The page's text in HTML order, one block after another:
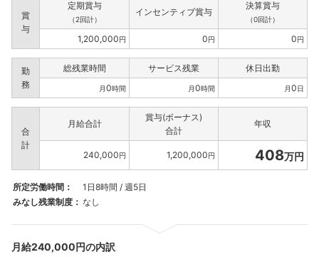
賞
与
定期賞与
（2回計）
インセンティブ賞与
決算賞与
（0回計）
1,200,000円 0円 0円
勤
務
総残業時間 サービス残業 休日出勤
月0時間 月0時間 月0日
合
計
月給合計
賞与(ボーナス)
合計
年収
240,000円 1,200,000円 408万円
所定労働時間：
1日8時間 / 週5日
みなし残業制度： なし
月給240,000円の内訳